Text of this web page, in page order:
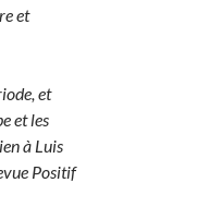
et
et
et les
à Luis
Positif